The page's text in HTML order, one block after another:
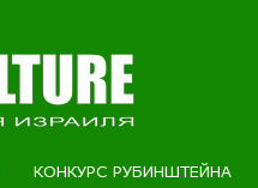
КОНКУРС РУБИНШТЕЙНА